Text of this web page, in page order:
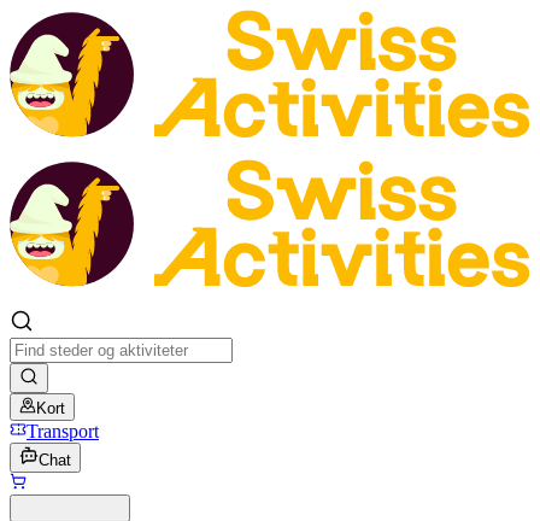
Kort
Transport
Chat